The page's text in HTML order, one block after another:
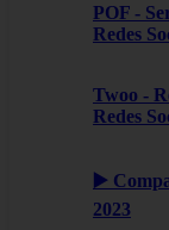
POF -
Redes
Twoo -
Redes
▶️
2023